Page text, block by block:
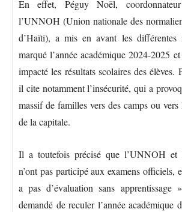
En effet, Péguy Noël,
l’UNNOH (Union nationale des
d’Haïti), a mis en avant les différentes
marqué l’année académique 2024-2025
impacté les résultats scolaires des élèves.
il cite notamment l’insécurité, qui a
massif de familles vers des camps ou
de la capitale.
Il a toutefois précisé que l’UNNOH
n’ont pas participé aux examens officiels,
a pas d’évaluation sans
demandé de reculer l’année académique